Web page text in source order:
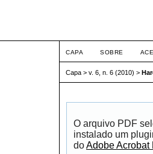
CAPA SOBRE
Capa > v. 6, n. 6 (2010) >
O arquivo PDF
instalado um
doAdobe Acrobat